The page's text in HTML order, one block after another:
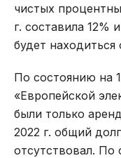
чистых
г. составила 12%
будет находиться
По состоянию на
«Европейской
были только
2022 г. общий
отсутствовал. По